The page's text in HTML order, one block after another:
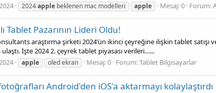
2024apple beklenen mac modelleri apple Mesaj: 0 Forum:
Tablet Pazarının Lideri Oldu!
araştırma şirketi 2024’ün ikinci çeyreğine ilişkin tablet satışı
İşte 2024 2. çeyrek tablet piyasası verileri…...
apple oled ekran Mesaj: 0 Forum:Tablet Bilgisayarlar
Android'den iOS'a aktarmayı kolaylaştırdı